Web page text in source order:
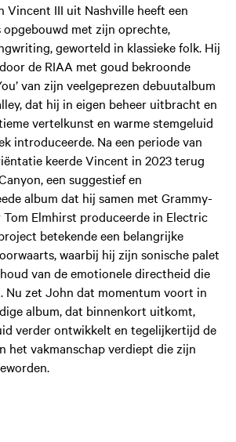
Vincent III uit Nashville heeft een
met zijn oprechte,
geworteld in klassieke folk. Hij
de RIAA met goud bekroonde
van zijn veelgeprezen debuutalbum
dat hij in eigen beheer uitbracht en
vertelkunst en warme stemgeluid
introduceerde. Na een periode van
keerde Vincent in 2023 terug
een suggestief en
album dat hij samen met Grammy-
Elmhirst produceerde in Electric
betekende een belangrijke
waarbij hij zijn sonische palet
van de emotionele directheid die
Nu zet John dat momentum voort in
album, dat binnenkort uitkomt,
verder ontwikkelt en tegelijkertijd de
het vakmanschap verdiept die zijn